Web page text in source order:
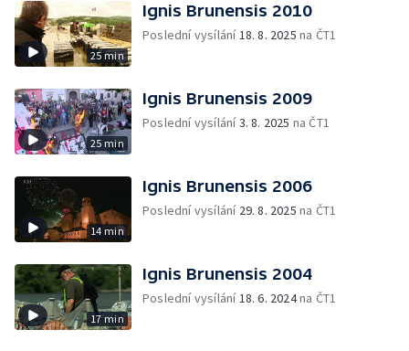
25 min
Ignis Brunensis 2010
Poslední vysílání18. 8. 2025 na ČT1
25 min
Ignis Brunensis 2009
Poslední vysílání3. 8. 2025 na ČT1
14 min
Ignis Brunensis 2006
Poslední vysílání 29. 8. 2025 na ČT1
17 min
Ignis Brunensis 2004
Poslední vysílání18. 6. 2024na ČT1